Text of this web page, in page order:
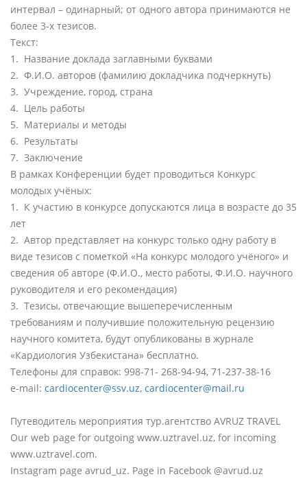
интервал – одинарный; от одного автора принимаются не
более 3-х тезисов.
Текст:
1. Название доклада заглавными буквами
2. Ф.И.О. авторов (фамилию докладчика подчеркнуть)
3. Учреждение, город, страна
4. Цель работы
5. Материалы и методы
6. Результаты
7. Заключение
В рамках Конференции будет проводиться Конкурс
молодых учёных:
1. К участию в конкурсе допускаются лица в возрасте до 35
лет
2. Автор представляет на конкурс только одну работу в
виде тезисов с пометкой «На конкурс молодого учёного» и
сведения об авторе (Ф.И.О., место работы, Ф.И.О. научного
руководителя и его рекомендация)
3. Тезисы, отвечающие вышеперечисленным
требованиям и получившие положительную рецензию
научного комитета, будут опубликованы в журнале
«Кардиология Узбекистана» бесплатно.
Телефоны для справок: 998-71- 268-94-94, 71-237-38-16
e-mail: cardiocenter@ssv.uz, cardiocenter@mail.ru
Путеводитель мероприятия тур.агентство AVRUZ TRAVEL
Our web page for outgoing www.uztravel.uz, for incoming
www.uztravel.com.
Instagram page avrud_uz. Page in Facebook @avrud.uz